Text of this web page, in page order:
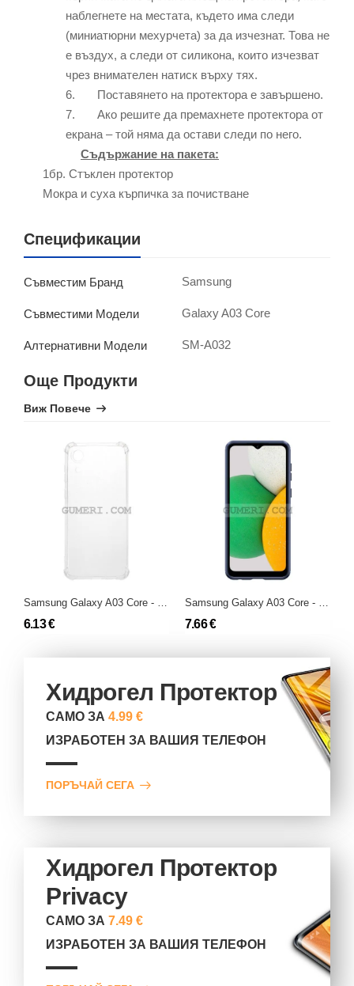
наблегнете на местата, където има следи
(миниатюрни мехурчета) за да изчезнат. Това не
е въздух, а следи от силикона, които изчезват
чрез внимателен натиск върху тях.
6. Поставянето на протектора е завършено.
7. Ако решите да премахнете протектора от
екрана – той няма да остави следи по него.
Съдържание на пакета:
1бр. Стъклен протектор
Мокра и суха кърпичка за почистване
Спецификации
Съвместим Бранд Samsung
Съвместими Модели Galaxy A03 Core
Алтернативни Модели SM-A032
Още Продукти
Виж Повече
Samsung Galaxy A03 Core - Силиконов Гръб със Защита за Камерата - Air
6.13 €
Samsung Galaxy A03 Core - Противоударен Силиконов Гръб - Карбон Шарк
7.66 €
Хидрогел Протектор
САМО ЗА4.99 €
ИЗРАБОТЕН ЗА ВАШИЯ ТЕЛЕФОН
ПОРЪЧАЙ СЕГА
Хидрогел Протектор
Privacy
САМО ЗА7.49 €
ИЗРАБОТЕН ЗА ВАШИЯ ТЕЛЕФОН